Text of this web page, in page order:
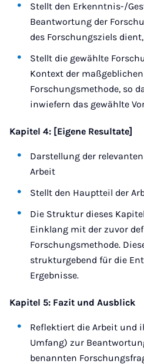
Stellt den Erkenntnis-/
Beantwortung der
des Forschungsziels
Stellt die gewählte
Kontext der
Forschungsmethode, so
inwiefern das gewählte
Kapitel 4: [Eigene Resultate]
Darstellung der
Arbeit
Stellt den Hauptteil der
Die Struktur dieses
Einklang mit der zuvor
Forschungsmethode.
strukturgebend für die
Ergebnisse.
Kapitel 5: Fazit und Ausblick
Reflektiert die Arbeit und
Umfang) zur
benannten